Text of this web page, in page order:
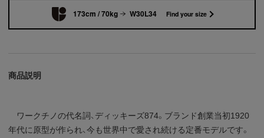
173cm / 70kg W30L34 Find your size
商品説明
ワークチノの代名詞、ディッキーズ874。ブランド創業当初1920
年代に原型が作られ、今も世界中で愛され続ける定番モデルです。